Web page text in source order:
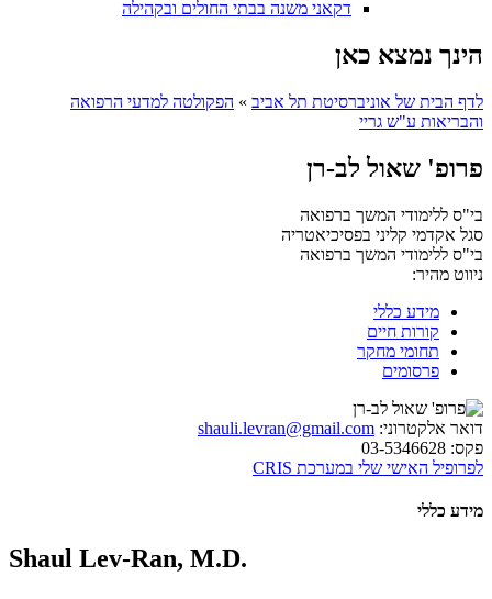
דקאני משנה בבתי החולים ובקהילה
הינך נמצא כאן
לדף הבית של אוניברסיטת תל אביב » הפקולטה למדעי הרפואה
והבריאות ע"ש גריי
פרופ' שאול לב-רן
בי"ס ללימודי המשך ברפואה
סגל אקדמי קליני בפסיכיאטריה
בי"ס ללימודי המשך ברפואה
ניווט מהיר:
מידע כללי
קורות חיים
תחומי מחקר
פרסומים
דואר אלקטרוני: shauli.levran@gmail.com
פקס:
לפרופיל האישי שלי במערכת CRIS
מידע כללי
Shaul Lev-Ran, M.D.